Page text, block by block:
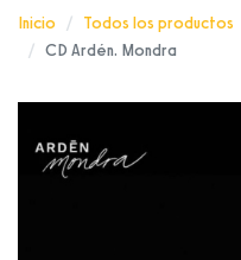
Inicio Todos los productos
CD Ardén. Mondra